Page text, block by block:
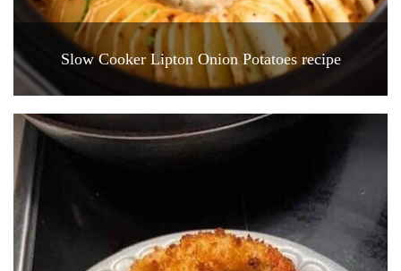
Slow Cooker Lipton Onion Potatoes recipe